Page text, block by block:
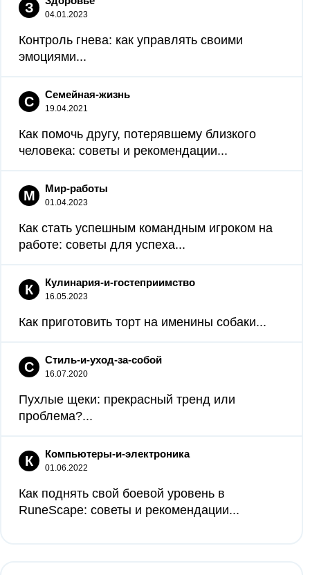
З 04.01.2023
Контроль гнева: как управлять своими
эмоциями...
С Семейная-жизнь
19.04.2021
Как помочь другу, потерявшему близкого
человека: советы и рекомендации...
М Мир-работы
01.04.2023
Как стать успешным командным игроком на
работе: советы для успеха...
К Кулинария-и-гостеприимство
16.05.2023
Как приготовить торт на именины собаки...
С Стиль-и-уход-за-собой
16.07.2020
Пухлые щеки: прекрасный тренд или
проблема?...
К Компьютеры-и-электроника
01.06.2022
Как поднять свой боевой уровень в
RuneScape: советы и рекомендации...